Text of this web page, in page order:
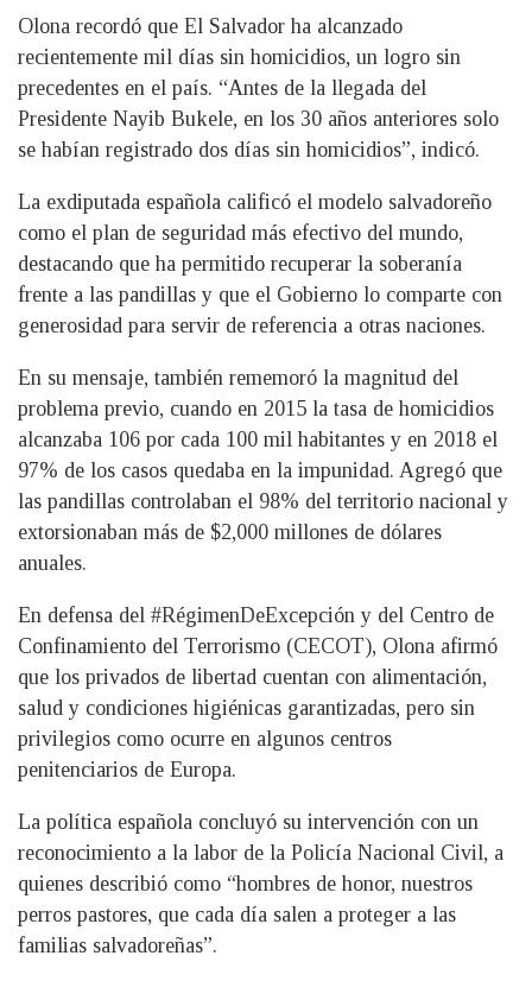
Olona recordó que El Salvador ha alcanzado
recientemente mil días sin homicidios, un logro sin
precedentes en el país. “Antes de la llegada del
Presidente Nayib Bukele, en los 30 años anteriores solo
se habían registrado dos días sin homicidios”, indicó.
La exdiputada española calificó el modelo salvadoreño
como el plan de seguridad más efectivo del mundo,
destacando que ha permitido recuperar la soberanía
frente a las pandillas y que el Gobierno lo comparte con
generosidad para servir de referencia a otras naciones.
En su mensaje, también rememoró la magnitud del
problema previo, cuando en 2015 la tasa de homicidios
alcanzaba 106 por cada 100 mil habitantes y en 2018 el
97% de los casos quedaba en la impunidad. Agregó que
las pandillas controlaban el 98% del territorio nacional y
extorsionaban más de $2,000 millones de dólares
anuales.
En defensa del #RégimenDeExcepción y del Centro de
Confinamiento del Terrorismo (CECOT), Olona afirmó
que los privados de libertad cuentan con alimentación,
salud y condiciones higiénicas garantizadas, pero sin
privilegios como ocurre en algunos centros
penitenciarios de Europa.
La política española concluyó su intervención con un
reconocimiento a la labor de la Policía Nacional Civil, a
quienes describió como “hombres de honor, nuestros
perros pastores, que cada día salen a proteger a las
familias salvadoreñas”.